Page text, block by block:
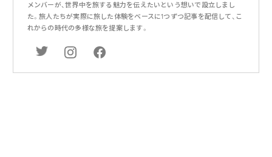
メンバーが、世界中を旅する魅力を伝えたいという想いで設立しまし
た。旅人たちが実際に旅した体験をベースに1つずつ記事を配信して、こ
れからの時代の多様な旅を提案します。